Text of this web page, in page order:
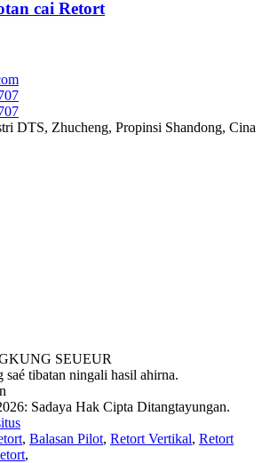
cai Retort
DTS, Zhucheng, Propinsi Shandong, Cina
SEUEUR
saé tibatan ningali hasil ahirna.
Sadaya Hak Cipta Ditangtayungan.
, Balasan Pilot, Retort Vertikal, Retort
,